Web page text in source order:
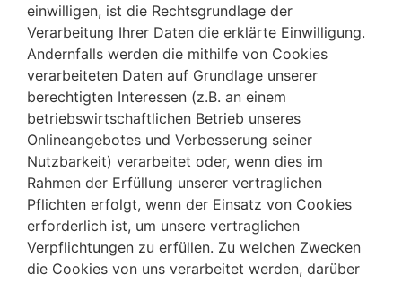
einwilligen, ist die Rechtsgrundlage der
Verarbeitung Ihrer Daten die erklärte Einwilligung.
Andernfalls werden die mithilfe von Cookies
verarbeiteten Daten auf Grundlage unserer
berechtigten Interessen (z.B. an einem
betriebswirtschaftlichen Betrieb unseres
Onlineangebotes und Verbesserung seiner
Nutzbarkeit) verarbeitet oder, wenn dies im
Rahmen der Erfüllung unserer vertraglichen
Pflichten erfolgt, wenn der Einsatz von Cookies
erforderlich ist, um unsere vertraglichen
Verpflichtungen zu erfüllen. Zu welchen Zwecken
die Cookies von uns verarbeitet werden, darüber